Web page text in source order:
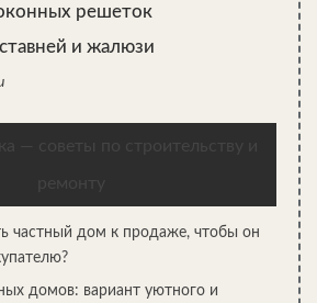
решеток
и жалюзи
— советы по строительству и
ремонту
частный дом к продаже, чтобы он
домов: вариант уютного и